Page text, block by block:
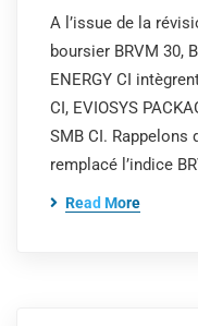
A l’issue de la
boursier BRVM 30,
ENERGY CI
CI, EVIOSYS
SMB CI. Rappelons
remplacé l’indice
Read More